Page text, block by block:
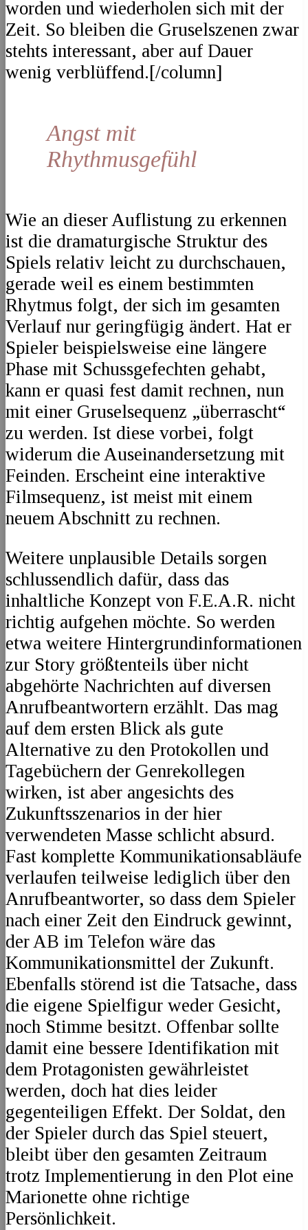
worden und wiederholen sich mit der
Zeit. So bleiben die Gruselszenen zwar
stehts interessant, aber auf Dauer
wenig verblüffend.[/column]
Angst mit
Rhythmusgefühl
Wie an dieser Auflistung zu erkennen
ist die dramaturgische Struktur des
Spiels relativ leicht zu durchschauen,
gerade weil es einem bestimmten
Rhytmus folgt, der sich im gesamten
Verlauf nur geringfügig ändert. Hat er
Spieler beispielsweise eine längere
Phase mit Schussgefechten gehabt,
kann er quasi fest damit rechnen, nun
mit einer Gruselsequenz „überrascht“
zu werden. Ist diese vorbei, folgt
widerum die Auseinandersetzung mit
Feinden. Erscheint eine interaktive
Filmsequenz, ist meist mit einem
neuem Abschnitt zu rechnen.
Weitere unplausible Details sorgen
schlussendlich dafür, dass das
inhaltliche Konzept von F.E.A.R. nicht
richtig aufgehen möchte. So werden
etwa weitere Hintergrundinformationen
zur Story größtenteils über nicht
abgehörte Nachrichten auf diversen
Anrufbeantwortern erzählt. Das mag
auf dem ersten Blick als gute
Alternative zu den Protokollen und
Tagebüchern der Genrekollegen
wirken, ist aber angesichts des
Zukunftsszenarios in der hier
verwendeten Masse schlicht absurd.
Fast komplette Kommunikationsabläufe
verlaufen teilweise lediglich über den
Anrufbeantworter, so dass dem Spieler
nach einer Zeit den Eindruck gewinnt,
der AB im Telefon wäre das
Kommunikationsmittel der Zukunft.
Ebenfalls störend ist die Tatsache, dass
die eigene Spielfigur weder Gesicht,
noch Stimme besitzt. Offenbar sollte
damit eine bessere Identifikation mit
dem Protagonisten gewährleistet
werden, doch hat dies leider
gegenteiligen Effekt. Der Soldat, den
der Spieler durch das Spiel steuert,
bleibt über den gesamten Zeitraum
trotz Implementierung in den Plot eine
Marionette ohne richtige
Persönlichkeit.